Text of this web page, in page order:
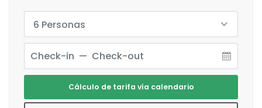
6 Personas
Cálculo de tarifa vía calendario